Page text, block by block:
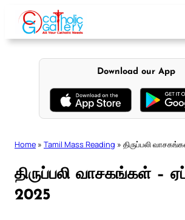
content
Download our App
Home » Tamil Mass Reading » திருப்பலி
திருப்பலி வாசகங்கள் –
2025